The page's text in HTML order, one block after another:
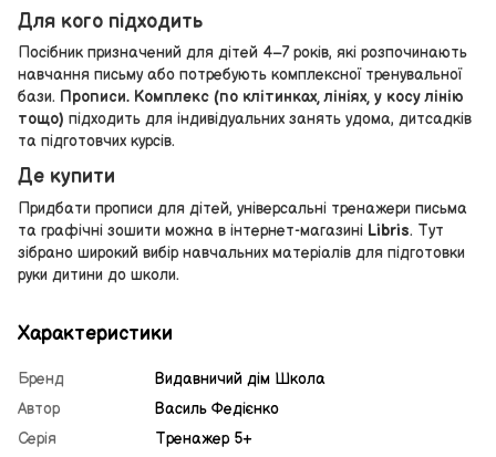
Для кого підходить
Посібник призначений для дітей 4–7 років, які розпочинають
навчання письму або потребують комплексної тренувальної
бази. Прописи. Комплекс (по клітинках, лініях, у косу лінію
тощо) підходить для індивідуальних занять удома, дитсадків
та підготовчих курсів.
Де купити
Придбати прописи для дітей, універсальні тренажери письма
та графічні зошити можна в інтернет-магазині Libris. Тут
зібрано широкий вибір навчальних матеріалів для підготовки
руки дитини до школи.
Характеристики
Бренд
Видавничий дім Школа
Автор
Василь Федієнко
Серія
Тренажер 5+